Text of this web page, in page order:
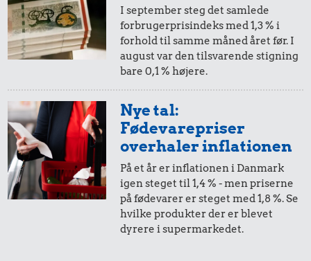
39 kr.
1/3 kg marcipan
25 kr.
1/2 kg hakket
16 kr.
Husholdningssprit
5,-
i 2007
= 7,-
i dag
2,-
i 2007 i dag
1,-
i 2007
= 1,-
i dag
I september steg det samlede
forbrugerprisindeks med 1,3 % i
forhold til samme måned året før. I
august var den tilsvarende stigning
bare 0,1 % højere.
Nye tal:
Fødevarepriser
overhaler inflationen
På et år er inflationen i Danmark
igen steget til 1,4 % - men priserne
på fødevarer er steget med 1,8 %. Se
hvilke produkter der er blevet
dyrere i supermarkedet.